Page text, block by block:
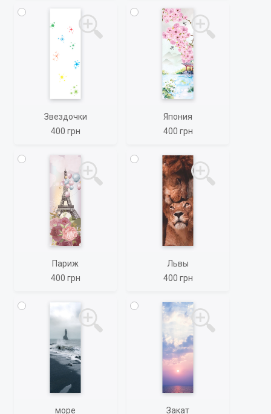
Звездочки
400 грн
Япония
400 грн
Париж
400 грн
Львы
400 грн
море Закат